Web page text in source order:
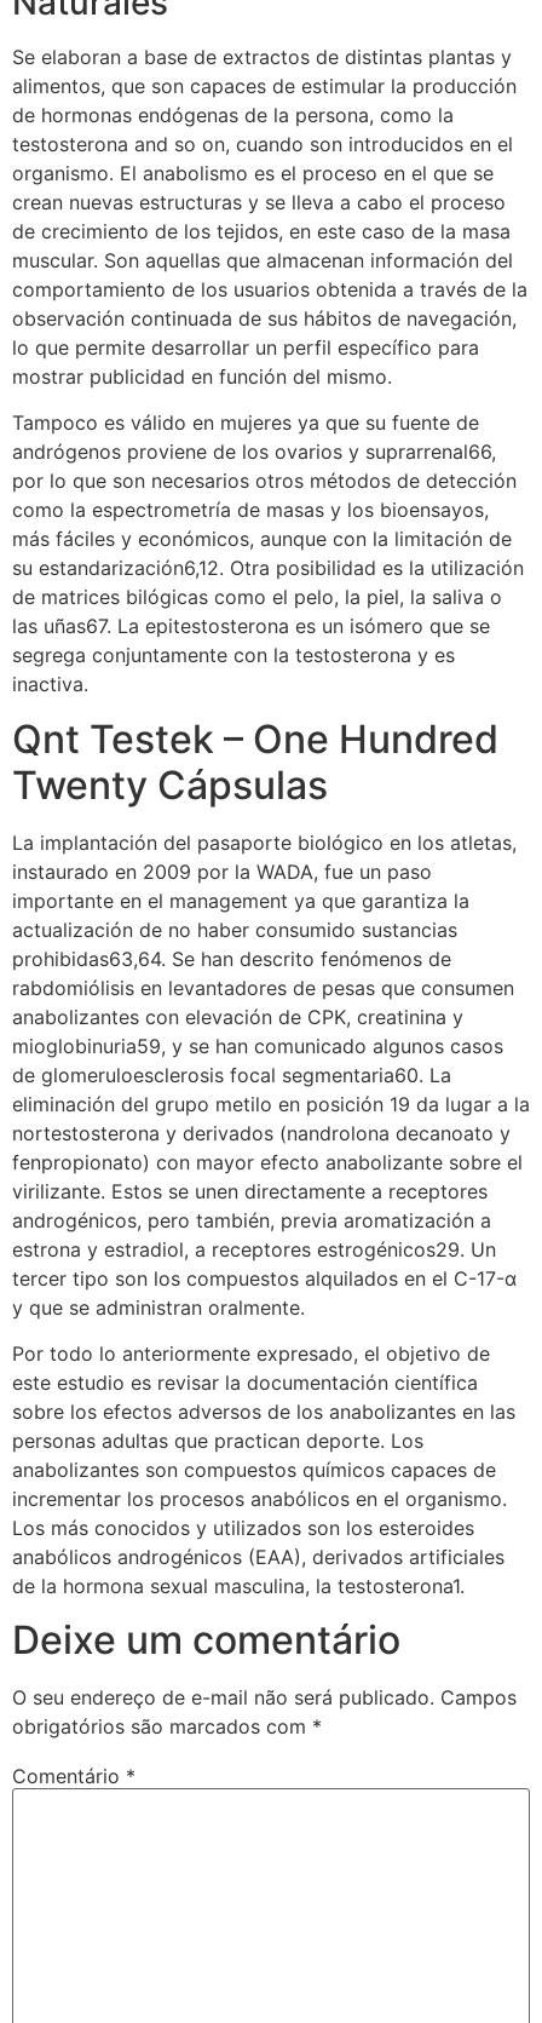
Se elaboran a base de extractos de distintas plantas y
alimentos, que son capaces de estimular la producción
de hormonas endógenas de la persona, como la
testosterona and so on, cuando son introducidos en el
organismo. El anabolismo es el proceso en el que se
crean nuevas estructuras y se lleva a cabo el proceso
de crecimiento de los tejidos, en este caso de la masa
muscular. Son aquellas que almacenan información del
comportamiento de los usuarios obtenida a través de la
observación continuada de sus hábitos de navegación,
lo que permite desarrollar un perfil específico para
mostrar publicidad en función del mismo.
Tampoco es válido en mujeres ya que su fuente de
andrógenos proviene de los ovarios y suprarrenal66,
por lo que son necesarios otros métodos de detección
como la espectrometría de masas y los bioensayos,
más fáciles y económicos, aunque con la limitación de
su estandarización6,12. Otra posibilidad es la utilización
de matrices bilógicas como el pelo, la piel, la saliva o
las uñas67. La epitestosterona es un isómero que se
segrega conjuntamente con la testosterona y es
inactiva.
Qnt Testek – One Hundred
Twenty Cápsulas
La implantación del pasaporte biológico en los atletas,
instaurado en 2009 por la WADA, fue un paso
importante en el management ya que garantiza la
actualización de no haber consumido sustancias
prohibidas63,64. Se han descrito fenómenos de
rabdomiólisis en levantadores de pesas que consumen
anabolizantes con elevación de CPK, creatinina y
mioglobinuria59, y se han comunicado algunos casos
de glomeruloesclerosis focal segmentaria60. La
eliminación del grupo metilo en posición 19 da lugar a la
nortestosterona y derivados (nandrolona decanoato y
fenpropionato) con mayor efecto anabolizante sobre el
virilizante. Estos se unen directamente a receptores
androgénicos, pero también, previa aromatización a
estrona y estradiol, a receptores estrogénicos29. Un
tercer tipo son los compuestos alquilados en el C-17-α
y que se administran oralmente.
Por todo lo anteriormente expresado, el objetivo de
este estudio es revisar la documentación científica
sobre los efectos adversos de los anabolizantes en las
personas adultas que practican deporte. Los
anabolizantes son compuestos químicos capaces de
incrementar los procesos anabólicos en el organismo.
Los más conocidos y utilizados son los esteroides
anabólicos androgénicos (EAA), derivados artificiales
de la hormona sexual masculina, la testosterona1.
Deixe um comentário
O seu endereço de e-mail não será publicado. Campos
obrigatórios são marcados com *
Comentário *